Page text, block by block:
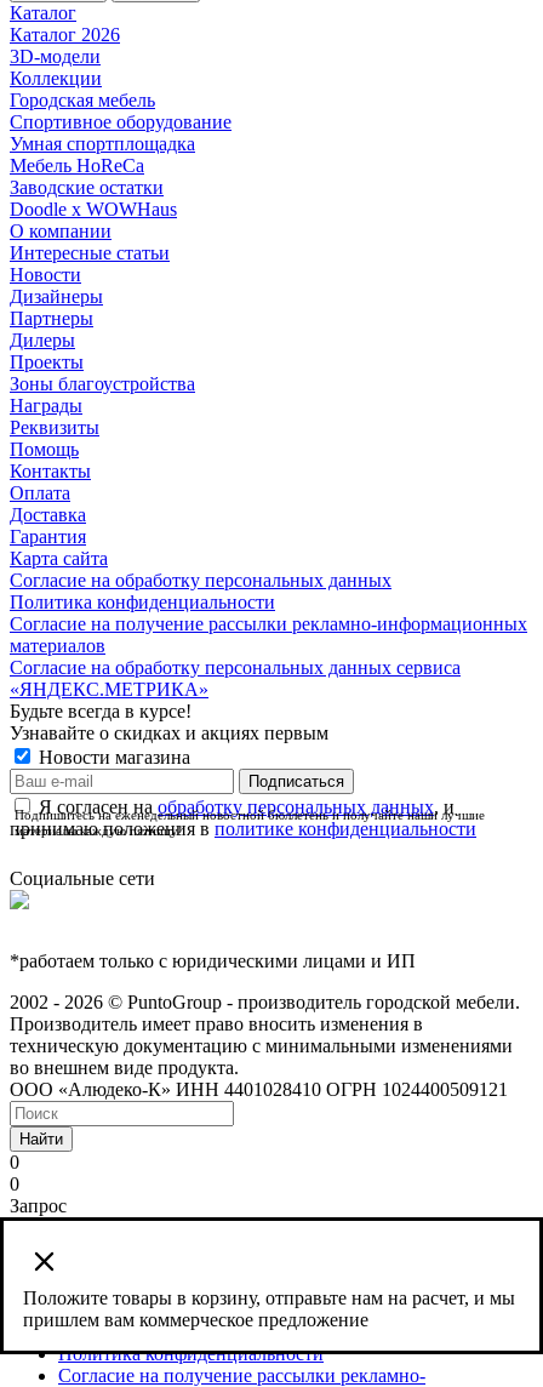
Каталог
Каталог 2026
3D-модели
Коллекции
Городская мебель
Спортивное оборудование
Умная спортплощадка
Мебель HoReCa
Заводские остатки
Doodle x WOWHaus
О компании
Интересные статьи
Новости
Дизайнеры
Партнеры
Дилеры
Проекты
Зоны благоустройства
Награды
Реквизиты
Помощь
Контакты
Оплата
Доставка
Гарантия
Карта сайта
Согласие на обработку персональных данных
Политика конфиденциальности
Согласие на получение рассылки рекламно-информационных
материалов
Согласие на обработку персональных данных сервиса
«ЯНДЕКС.МЕТРИКА»
Будьте всегда в курсе!
Узнавайте о скидках и акциях первым
Новости магазина
Я согласен на обработку персональных данных, и
принимаю положения в политике конфиденциальности
Подпишитесь на еженедельный новостной бюллетень и получайте наши лучшие
материалы каждую пятницу!
Социальные сети
*работаем только с юридическими лицами и ИП
2002 - 2026 © PuntoGroup - производитель городской мебели.
Производитель имеет право вносить изменения в
техническую документацию с минимальными изменениями
во внешнем виде продукта.
ООО «Алюдеко-К» ИНН 4401028410 ОГРН 1024400509121
Найти
0
0
Запрос
Положите товары в корзину, отправьте нам на расчет, и мы
пришлем вам коммерческое предложение
Сайт использует cookies и сервис веб-аналитики Яндекс
Метрика, предоставляемый компанией ООО «ЯНДЕКС»,
119021, Россия, Москва, ул. Л. Толстого, 16.
Согласие на обработку персональных данных
Политика конфиденциальности
Согласие на получение рассылки рекламно-